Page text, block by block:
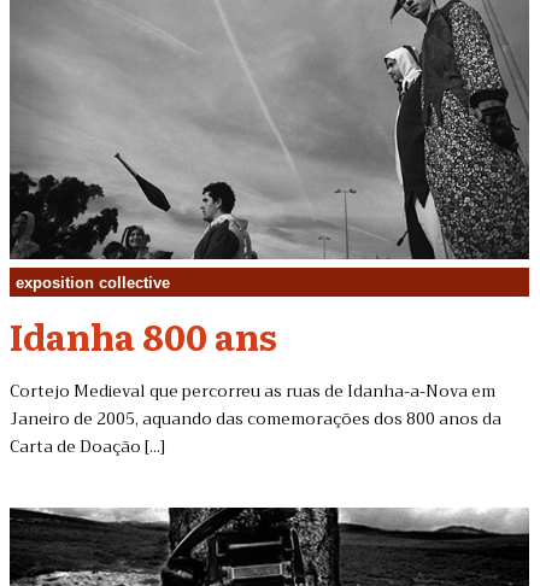
exposition collective
Idanha 800 ans
Cortejo Medieval que percorreu as ruas de Idanha-a-Nova em
Janeiro de 2005, aquando das comemorações dos 800 anos da
Carta de Doação [...]